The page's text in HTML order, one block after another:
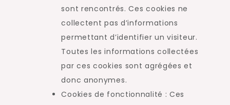
sont rencontrés. Ces cookies ne
collectent pas d’informations
permettant d’identifier un visiteur.
Toutes les informations collectées
par ces cookies sont agrégées et
donc anonymes.
Cookies de fonctionnalité : Ces